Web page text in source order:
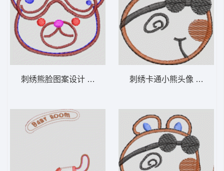
刺绣熊脸图案设计 卡通童装章标贴布 刺绣卡通小熊